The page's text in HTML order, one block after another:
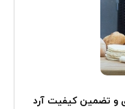
و تضمین کیفیت آرد